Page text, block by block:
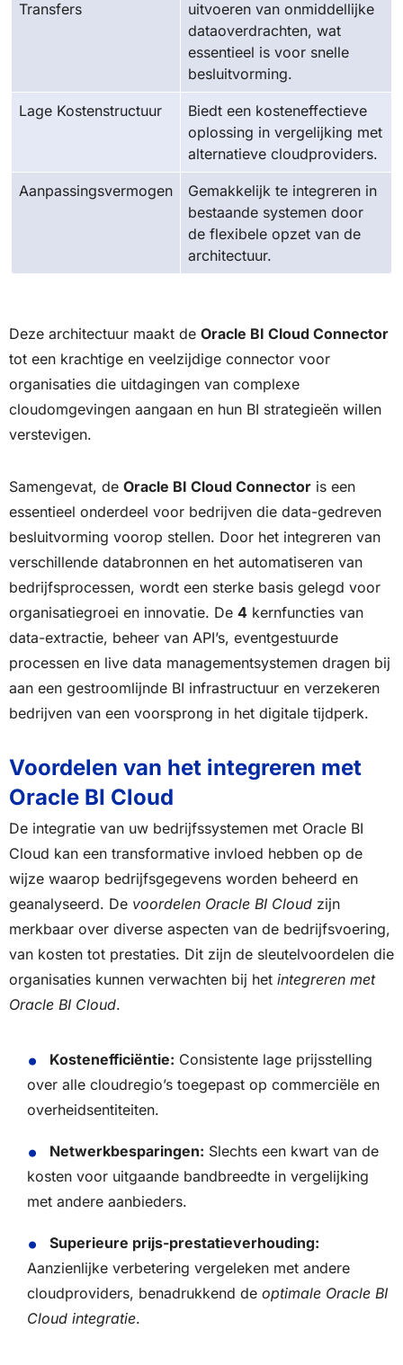
Transfers
uitvoeren van onmiddellijke
dataoverdrachten, wat
essentieel is voor snelle
besluitvorming.
Lage Kostenstructuur
Biedt een kosteneffectieve
oplossing in vergelijking met
alternatieve cloudproviders.
Aanpassingsvermogen
Gemakkelijk te integreren in
bestaande systemen door
de flexibele opzet van de
architectuur.
Deze architectuur maakt de Oracle BI Cloud Connector
tot een krachtige en veelzijdige connector voor
organisaties die uitdagingen van complexe
cloudomgevingen aangaan en hun BI strategieën willen
verstevigen.
Samengevat, de Oracle BI Cloud Connector is een
essentieel onderdeel voor bedrijven die data-gedreven
besluitvorming voorop stellen. Door het integreren van
verschillende databronnen en het automatiseren van
bedrijfsprocessen, wordt een sterke basis gelegd voor
organisatiegroei en innovatie. De 4 kernfuncties van
data-extractie, beheer van API’s, eventgestuurde
processen en live data managementsystemen dragen bij
aan een gestroomlijnde BI infrastructuur en verzekeren
bedrijven van een voorsprong in het digitale tijdperk.
Voordelen van het integreren met
Oracle BI Cloud
De integratie van uw bedrijfssystemen met Oracle BI
Cloud kan een transformative invloed hebben op de
wijze waarop bedrijfsgegevens worden beheerd en
geanalyseerd. De voordelen Oracle BI Cloud zijn
merkbaar over diverse aspecten van de bedrijfsvoering,
van kosten tot prestaties. Dit zijn de sleutelvoordelen die
organisaties kunnen verwachten bij het integreren met
Oracle BI Cloud.
Kostenefficiëntie: Consistente lage prijsstelling
over alle cloudregio’s toegepast op commerciële en
overheidsentiteiten.
Netwerkbesparingen: Slechts een kwart van de
kosten voor uitgaande bandbreedte in vergelijking
met andere aanbieders.
Superieure prijs-prestatieverhouding:
Aanzienlijke verbetering vergeleken met andere
cloudproviders, benadrukkend de optimale Oracle BI
Cloud integratie.